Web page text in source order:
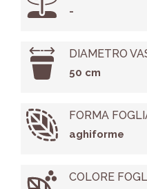
-
DIAMETRO
50 cm
FORMA
aghiforme
COLORE